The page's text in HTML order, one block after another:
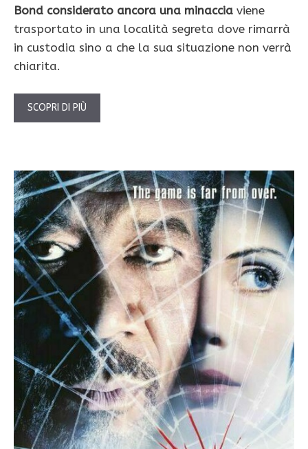
Bond considerato ancora una minaccia viene
trasportato in una località segreta dove rimarrà
in custodia sino a che la sua situazione non verrà
chiarita.
SCOPRI DI PIÙ